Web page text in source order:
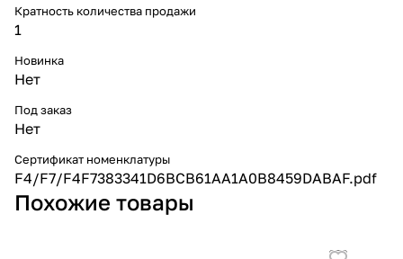
Кратность количества продажи
1
Новинка
Нет
Под заказ
Нет
Сертификат номенклатуры
F4/F7/F4F7383341D6BCB61AA1A0B8459DABAF.pdf
Похожие товары